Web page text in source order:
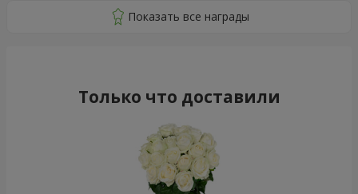
Только что доставили